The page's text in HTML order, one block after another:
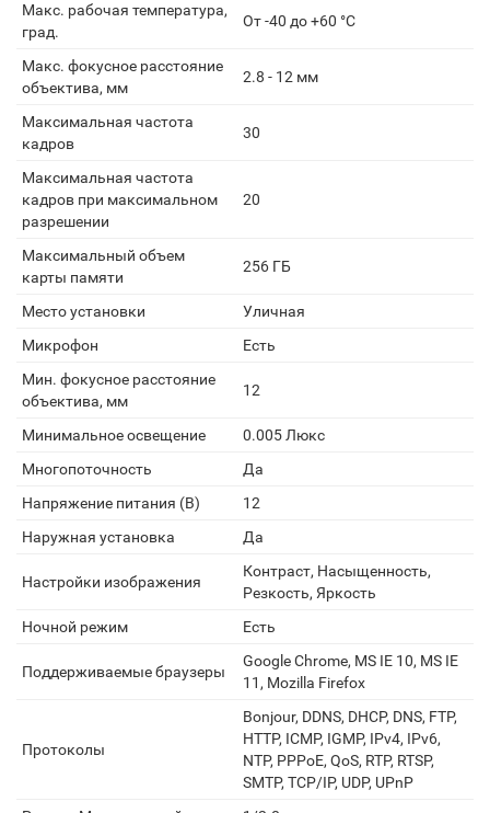
Макс. рабочая температура,
град.
От -40 до +60 °C
Макс. фокусное расстояние
объектива, мм
2.8 - 12 мм
Максимальная частота
кадров
30
Максимальная частота
кадров при максимальном
разрешении
20
Максимальный объем
карты памяти
256 ГБ
Место установки
Уличная
Микрофон
Есть
Мин. фокусное расстояние
объектива, мм
12
Минимальное освещение
0.005 Люкс
Многопоточность
Да
Напряжение питания (В)
12
Наружная установка
Да
Настройки изображения
Контраст, Насыщенность,
Резкость, Яркость
Ночной режим
Есть
Поддерживаемые браузеры
Google Chrome, MS IE 10, MS IE
11, Mozilla Firefox
Протоколы
Bonjour, DDNS, DHCP, DNS, FTP,
HTTP, ICMP, IGMP, IPv4, IPv6,
NTP, PPPoE, QoS, RTP, RTSP,
SMTP, TCP/IP, UDP, UPnP